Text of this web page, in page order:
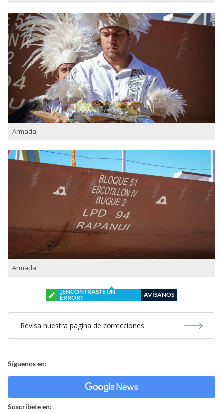
Armada
Armada
¿ENCONTRASTE UN
ERROR?
AVÍSANOS
Revisa nuestra página de correcciones
Síguenos en:
Suscríbete en: